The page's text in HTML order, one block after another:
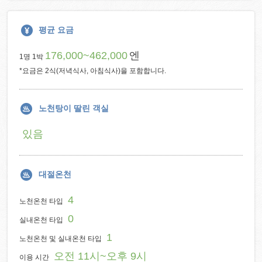
평균 요금
1명 1박 176,000~462,000 엔
*요금은 2식(저녁식사, 아침식사)을 포함합니다.
노천탕이 딸린 객실
있음
대절온천
노천온천 타입 4
실내온천 타입 0
노천온천 및 실내온천 타입 1
이용 시간 오전 11시~오후 9시